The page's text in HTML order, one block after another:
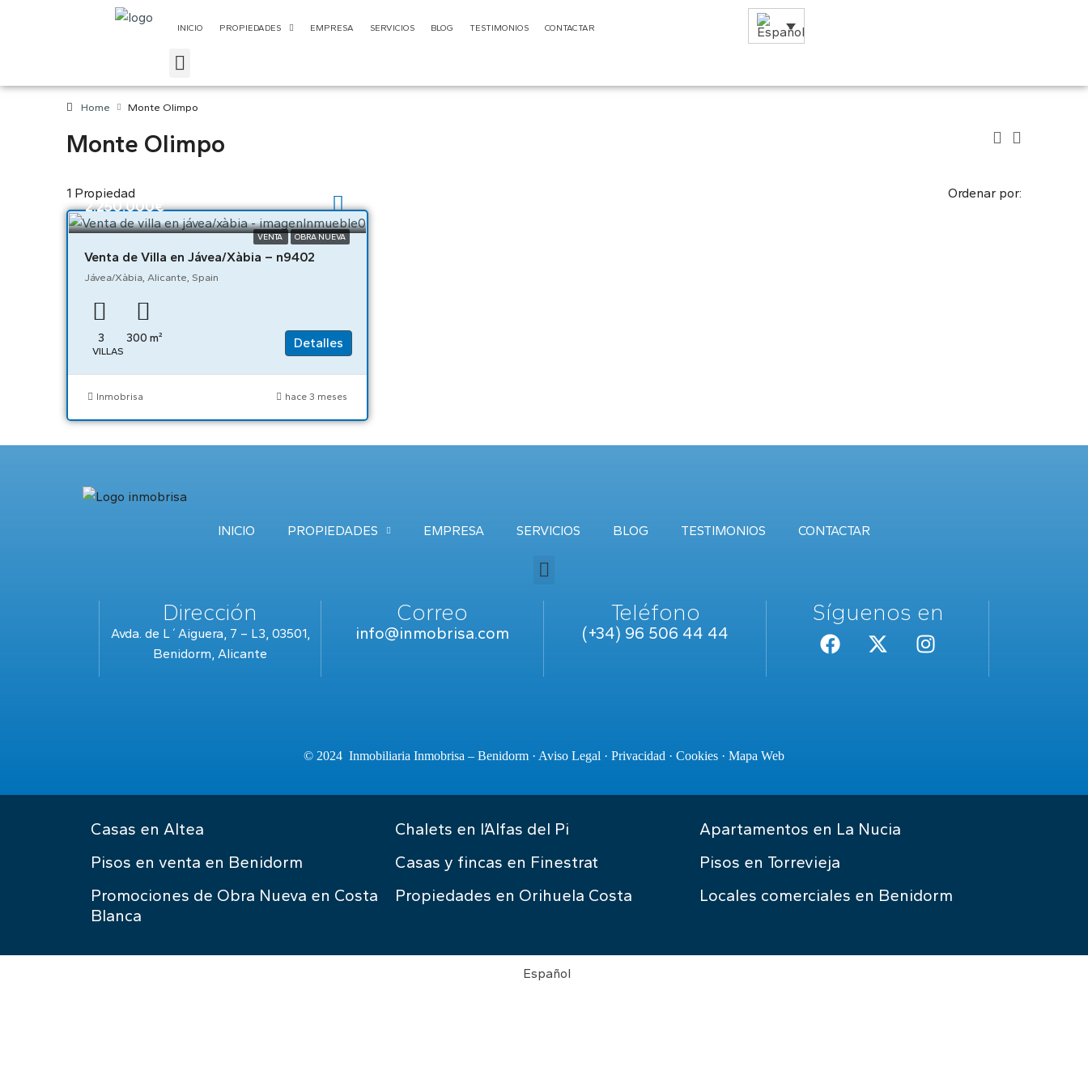
INICIO PROPIEDADES EMPRESA SERVICIOS BLOG TESTIMONIOS CONTACTAR
Home Monte Olimpo
Monte Olimpo
1 Propiedad Ordenar por:
VENTA OBRA NUEVA
2.250.000€
Venta de Villa en Jávea/Xàbia – n9402
Jávea/Xàbia, Alicante, Spain
3 300 m²
VILLAS
Detalles
Inmobrisa hace 3 meses
INICIO PROPIEDADES EMPRESA SERVICIOS BLOG TESTIMONIOS CONTACTAR
Dirección
Avda. de L´Aiguera, 7 – L3, 03501,
Benidorm, Alicante
Correo
info@inmobrisa.com
Teléfono
(+34) 96 506 44 44
Síguenos en
© 2024 Inmobiliaria Inmobrisa – Benidorm · Aviso Legal · Privacidad · Cookies · Mapa Web
Casas en Altea
Pisos en venta en Benidorm
Promociones de Obra Nueva en Costa
Blanca
Chalets en l’Alfas del Pi
Casas y fincas en Finestrat
Propiedades en Orihuela Costa
Apartamentos en La Nucia
Pisos en Torrevieja
Locales comerciales en Benidorm
Español